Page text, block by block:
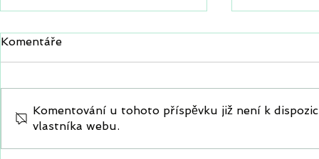
ESG reporting v kostce:
Průzkum
Komentáře
Komentování u tohoto příspěvku již není k
vlastníka webu.